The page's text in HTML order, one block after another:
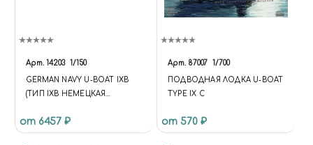
Арт. 14203 1/150
GERMAN NAVY U-BOAT IXB
(ТИП IXB НЕМЕЦКАЯ
от 6457 ₽
Арт. 87007 1/700
ПОДВОДНАЯ ЛОДКА U-BOAT
TYPE IX C
от 570 ₽